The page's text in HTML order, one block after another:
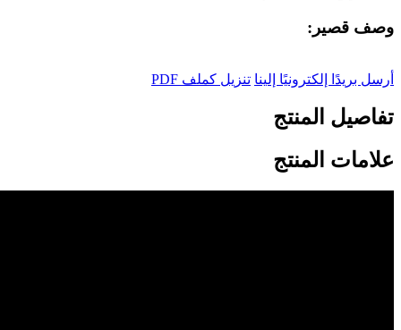
وصف قصير:
أرسل بريدًا إلكترونيًا إلينا تنزيل كملف PDF
تفاصيل المنتج
علامات المنتج